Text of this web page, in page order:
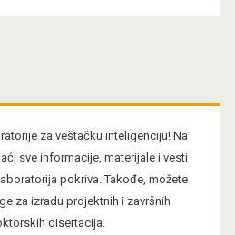
za veštačku inteligenciju! Na
sve informacije, materijale i vesti
pokriva. Takođe, možete
za izradu projektnih i završnih
disertacija.